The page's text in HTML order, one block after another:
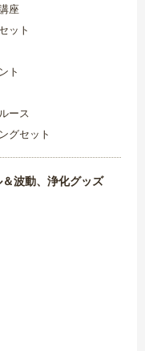
座
ット
ト
ース
グセット
波動、浄化グッズ